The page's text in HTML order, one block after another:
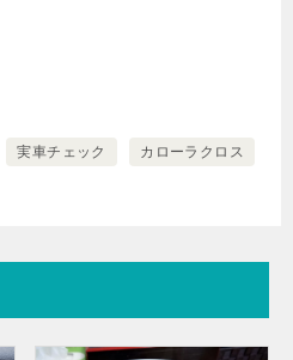
実車チェック カローラクロス